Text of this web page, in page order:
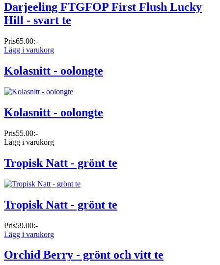
Darjeeling FTGFOP First Flush Lucky
Hill - svart te
Pris65.00:-
Lägg i varukorg
Kolasnitt - oolongte
Kolasnitt - oolongte
Pris55.00:-
Lägg i varukorg
Tropisk Natt - grönt te
Tropisk Natt - grönt te
Pris59.00:-
Lägg i varukorg
Orchid Berry - grönt och vitt te